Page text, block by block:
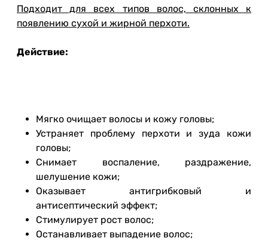
Подходит для всех типов волос, склонных к
появлению сухой и жирной перхоти.
Действие:
Мягко очищает волосы и кожу головы;
Устраняет проблему перхоти и зуда кожи
головы;
Снимает воспаление, раздражение,
шелушение кожи;
Оказывает антигрибковый и
антисептический эффект;
Стимулирует рост волос;
Останавливает выпадение волос;